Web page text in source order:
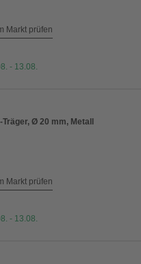
Markt prüfen
- 13.08.
Ø 20 mm, Metall
Markt prüfen
- 13.08.